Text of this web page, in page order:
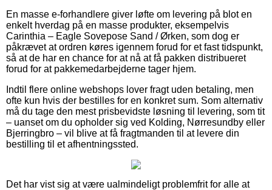
En masse e-forhandlere giver løfte om levering på blot en
enkelt hverdag på en masse produkter, eksempelvis
Carinthia – Eagle Sovepose Sand / Ørken, som dog er
påkrævet at ordren køres igennem forud for et fast tidspunkt,
så at de har en chance for at nå at få pakken distribueret
forud for at pakkemedarbejderne tager hjem.
Indtil flere online webshops lover fragt uden betaling, men
ofte kun hvis der bestilles for en konkret sum. Som alternativ
må du tage den mest prisbevidste løsning til levering, som tit
– uanset om du opholder sig ved Kolding, Nørresundby eller
Bjerringbro – vil blive at få fragtmanden til at levere din
bestilling til et afhentningssted.
Det har vist sig at være ualmindeligt problemfrit for alle at